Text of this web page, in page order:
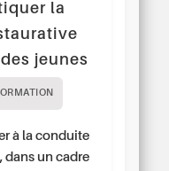
la
jeunes
à la conduite
dans un cadre